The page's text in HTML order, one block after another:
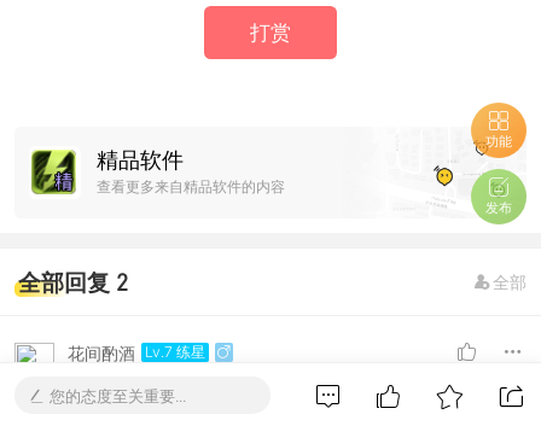
打赏
精品软件
查看更多来自精品软件的内容
全部回复 2 全部
花间酌酒 Lv.7 练星
您的态度至关重要...
功能
发布